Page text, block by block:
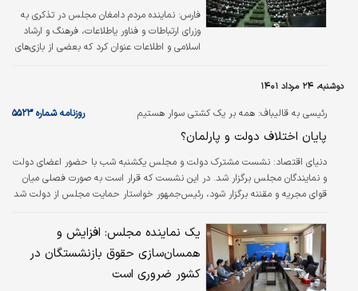
فارس:
نماینده مردم دامغان مجلس در تذکری به
وزرای ارتباطات و فناور یاطلاعات، فرهنگ و ارشاد
اسلامی و اطلاعات عنوان کرد که بعضی از بازی‌های
آسیب به کودکان و نوجوانان ما در این بخش
دوشنبه، ۲۴ مرداد ۱۴۰۱
رئیسی به قالیباف: همه بر یک کشتی سوار هستیم روزنامه شماره ۵۵۲۳
پایان اختلاف دولت و پارلمان؟
دنياي اقتصاد: نشست مشترک دولت و مجلس یکشنبه شب با حضور اعضای دولت
و نمایندگان مجلس برگزار شد. در این نشست که قرار است به صورت فصلی میان
قوای مجریه و مقننه برگزار شود، رئیس‌جمهور خواستار حمایت مجلس از دولت شد
پای نظام جمهوری اسلامی نوشته می‌شود.یک نماینده مجلس: افزایش و
همسان‌سازی حقوق بازنشستگان در
کشور ضروری است